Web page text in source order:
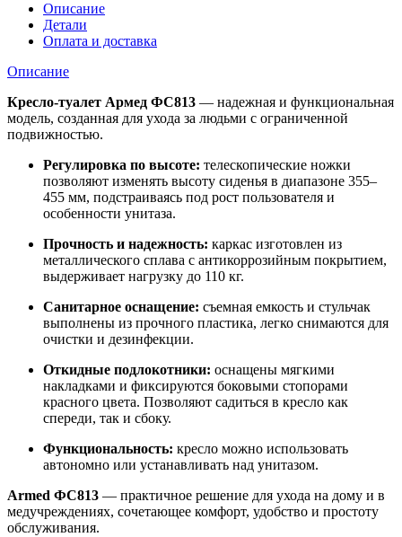
Описание
Детали
Оплата и доставка
Описание
Кресло-туалет Армед ФС813 — надежная и функциональная
модель, созданная для ухода за людьми с ограниченной
подвижностью.
Регулировка по высоте: телескопические ножки
позволяют изменять высоту сиденья в диапазоне 355–
455 мм, подстраиваясь под рост пользователя и
особенности унитаза.
Прочность и надежность: каркас изготовлен из
металлического сплава с антикоррозийным покрытием,
выдерживает нагрузку до 110 кг.
Санитарное оснащение: съемная емкость и стульчак
выполнены из прочного пластика, легко снимаются для
очистки и дезинфекции.
Откидные подлокотники: оснащены мягкими
накладками и фиксируются боковыми стопорами
красного цвета. Позволяют садиться в кресло как
спереди, так и сбоку.
Функциональность: кресло можно использовать
автономно или устанавливать над унитазом.
Armed ФС813 — практичное решение для ухода на дому и в
медучреждениях, сочетающее комфорт, удобство и простоту
обслуживания.